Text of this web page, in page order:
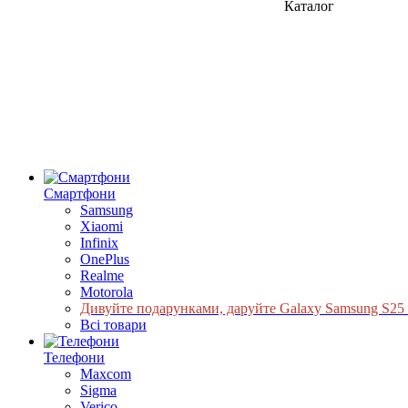
Каталог
Смартфони
Samsung
Xiaomi
Infinix
OnePlus
Realme
Motorola
Дивуйте подарунками, даруйте Galaxy Samsung
Всі товари
Телефони
Maxcom
Sigma